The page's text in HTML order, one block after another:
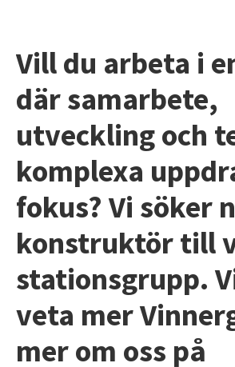
Vill du arbeta i
där samarbete,
utveckling och
komplexa
fokus? Vi söker
konstruktör till
stationsgrupp.
veta mer
mer om oss på